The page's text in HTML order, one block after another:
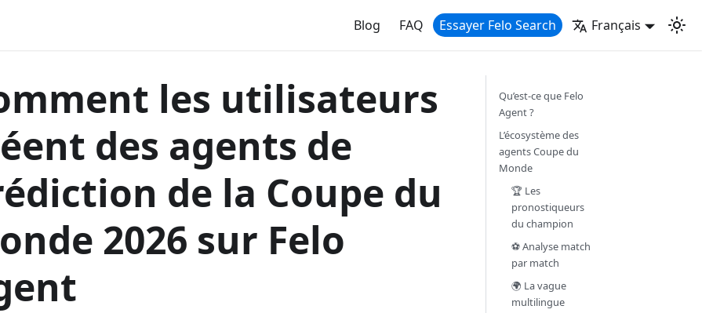
Blog FAQ Essayer Felo Search Français
les utilisateurs
des agents de
de la Coupe du
2026 sur Felo
Qu’est-ce que Felo
Agent ?
L’écosystème des
agents Coupe du
Monde
🏆 Les
pronostiqueurs
du champion
⚽ Analyse match
par match
🌍 La vague
multilingue